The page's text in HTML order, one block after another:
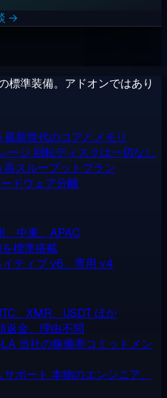
→
標準装備。アドオンではあり
最新世代のコアとメモリ
ージ 回転ディスクは一切なし
高スループットプラン
ドウェア分離
、中東、APAC
標準搭載
イティブ v6、専用 v4
、XMR、USDT ほか
返金、理由不問
当社の稼働率コミットメン
ポート 本物のエンジニア、